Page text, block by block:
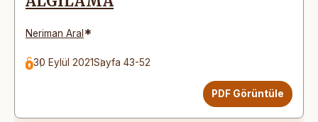
Neriman Aral *
30 Eylül 2021Sayfa 43-52
PDF Görüntüle